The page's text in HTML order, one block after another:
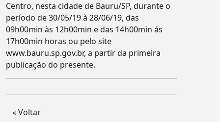
Centro, nesta cidade de Bauru/SP, durante o
período de 30/05/19 à 28/06/19, das
09h00min às 12h00min e das 14h00min ás
17h00min horas ou pelo site
www.bauru.sp.gov.br, a partir da primeira
publicação do presente.
« Voltar